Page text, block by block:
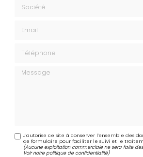
Message
J'autorise ce site à conserver l'ensemble des
ce formulaire pour faciliter le suivi et le
(Aucune exploitation commerciale ne sera faite
Voir notrepolitique de confidentialité)